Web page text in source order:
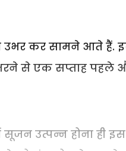
उभर कर सामने आते हैं.
से एक सप्ताह पहले
सूजन उत्पन्न होना ही इस